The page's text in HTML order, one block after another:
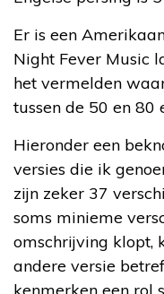
Er is een
Night Fever Music
het vermelden
tussen de 50 en 80
Hieronder een
versies die ik
zijn zeker 37
soms minieme
omschrijving klopt,
andere versie
kenmerken een rol